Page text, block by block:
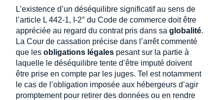
L’existence d’un déséquilibre significatif au sens de
l’article L 442-1, I-2° du Code de commerce doit être
appréciée au regard du contrat pris dans sa globalité.
La Cour de cassation précise dans l’arrêt commenté
que les obligations légales pesant sur la partie à
laquelle le déséquilibre tente d’être imputé doivent
être prise en compte par les juges. Tel est notamment
le cas de l’obligation imposée aux hébergeurs d’agir
promptement pour retirer des données ou en rendre